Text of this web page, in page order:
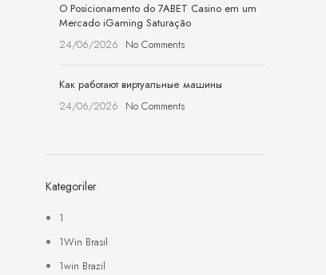
O Posicionamento do 7ABET Casino em um
Mercado iGaming Saturação
24/06/2026 No Comments
Как работают виртуальные машины
24/06/2026 No Comments
Kategoriler
1
1Win Brasil
1win Brazil